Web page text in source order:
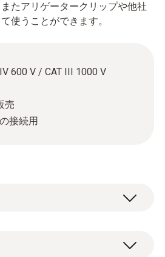
たアリゲータークリップや他社
使うことができます。
600 V / CAT III 1000 V
売
接続用
いるリード線では対応でき